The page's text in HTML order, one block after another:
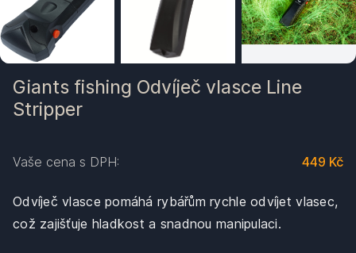
Giants fishing Odvíječ vlasce Line
Stripper
Vaše cena s DPH: 449 Kč
Odvíječ vlasce pomáhá rybářům rychle odvíjet vlasec,
což zajišťuje hladkost a snadnou manipulaci.